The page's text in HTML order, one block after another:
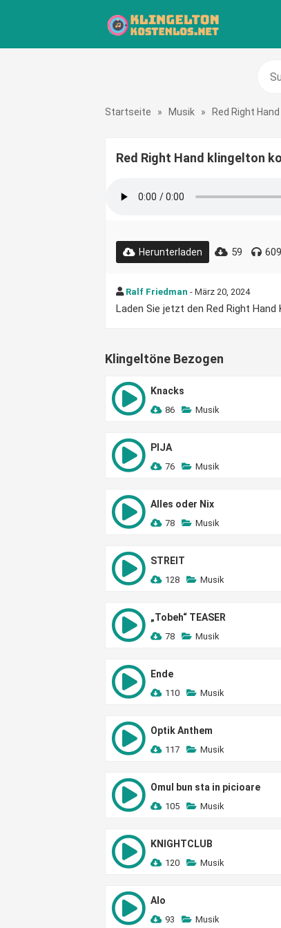
Startseite » Musik » Red Right Hand
Red Right Hand klingelton
Herunterladen 59 609
Ralf Friedman - März 20, 2024
Laden Sie jetzt den Red Right
Klingeltöne Bezogen
Knacks
86 Musik
PIJA
76 Musik
Alles oder Nix
78 Musik
STREIT
128 Musik
„Tobeh“ TEASER
78 Musik
Ende
110 Musik
Optik Anthem
117 Musik
Omul bun sta in picioare
105 Musik
KNIGHTCLUB
120 Musik
Alo
93 Musik